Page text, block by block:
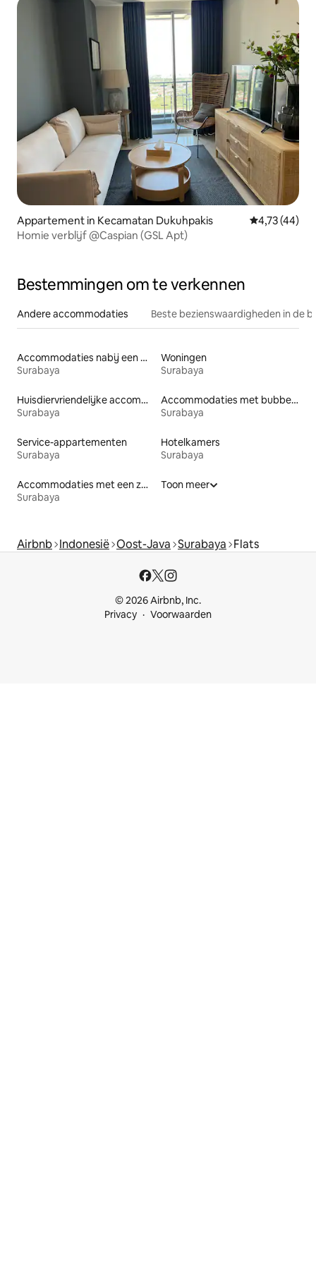
Appartement in Kecamatan Dukuhpakis Gemiddelde
4,73 (44)
Homie verblijf @Caspian (GSL Apt)
Bestemmingen om te verkennen
Andere accommodaties Beste bezienswaardigheden in de
Accommodaties nabij een meer
Surabaya
Woningen
Surabaya
Huisdiervriendelijke accommodaties
Surabaya
Accommodaties met bubbelbad
Surabaya
Service-appartementen
Surabaya
Hotelkamers
Surabaya
Accommodaties met een zwembad
Surabaya
Toon meer
Airbnb Indonesië Oost-Java Surabaya Flats
© 2026 Airbnb, Inc.
Privacy
Voorwaarden